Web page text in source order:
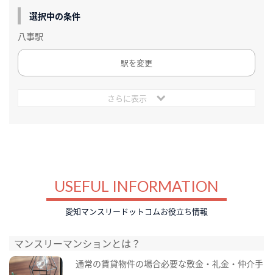
選択中の条件
八事駅
駅を変更
さらに表示
USEFUL INFORMATION
愛知マンスリードットコムお役立ち情報
マンスリーマンションとは？
通常の賃貸物件の場合必要な敷金・礼金・仲介手